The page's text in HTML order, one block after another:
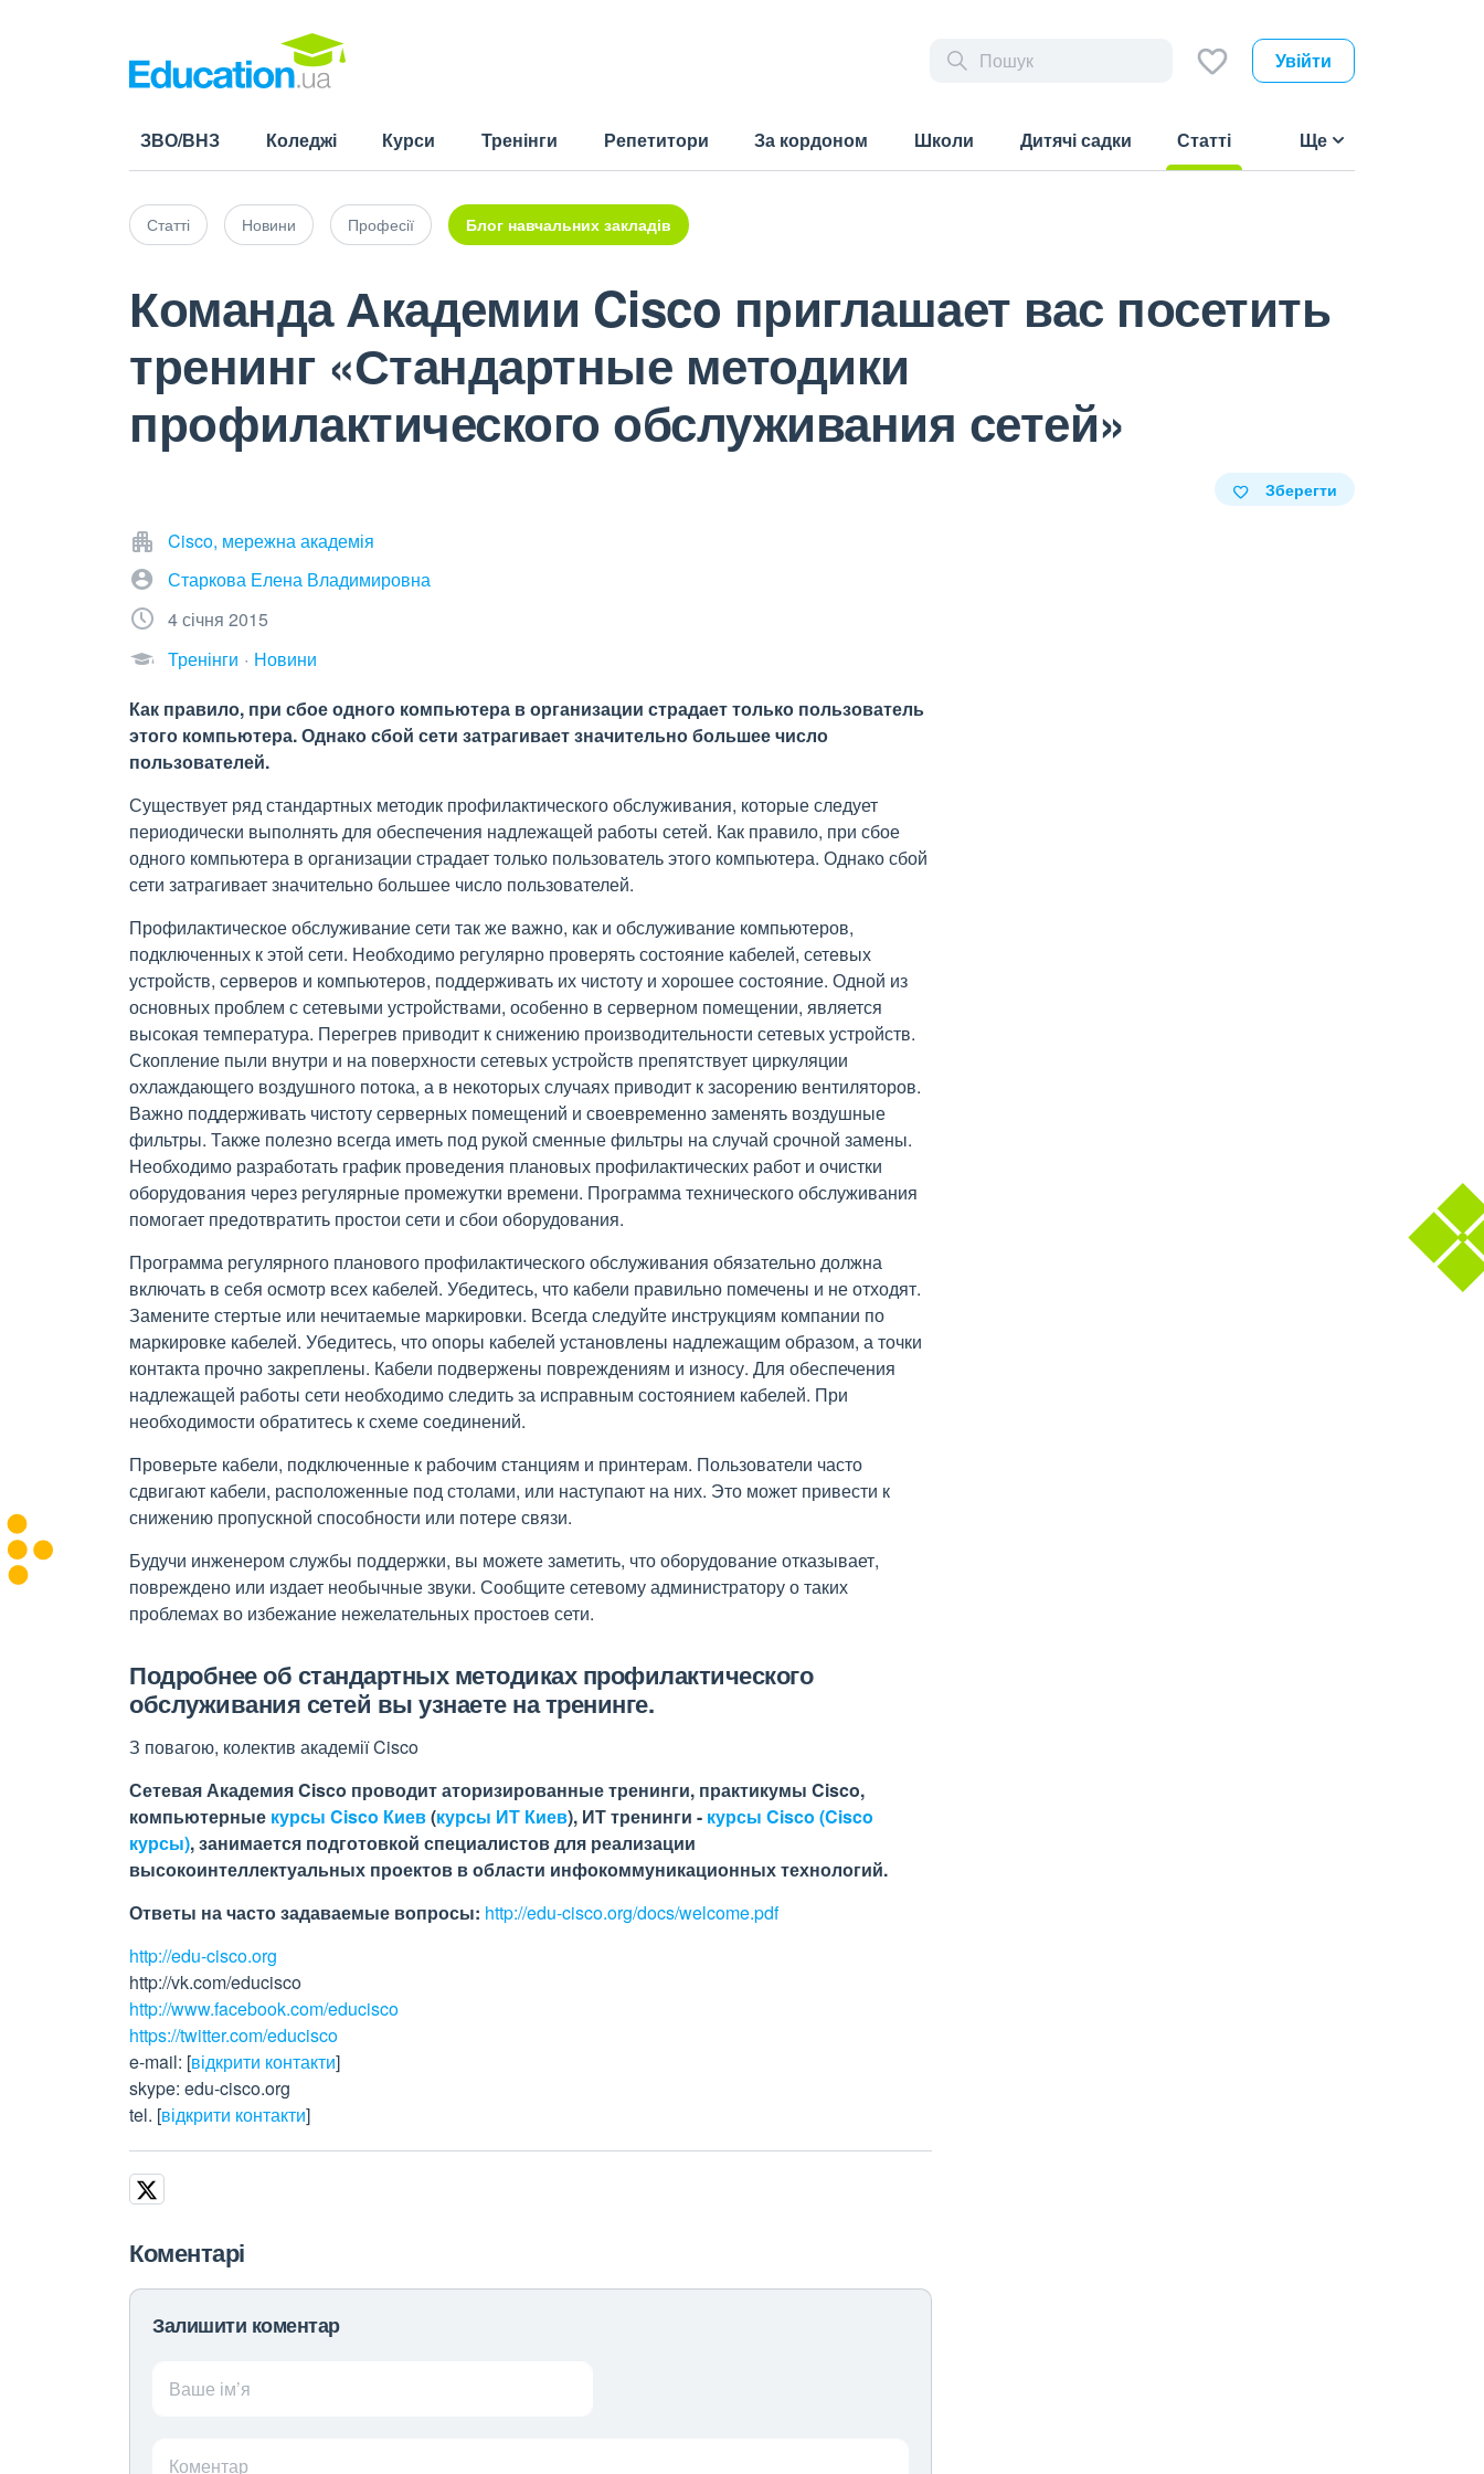
Увійти
ЗВО/ВНЗ Коледжі Курси Тренінги Репетитори За кордоном Школи Дитячі садки
Статті
Ще
Статті Новини Професії Блог навчальних закладів
Команда Академии Cisco приглашает вас посетить
тренинг «Стандартные методики
профилактического обслуживания сетей»
Зберегти
Cisco, мережна академія
Старкова Елена Владимировна
4 січня 2015
Тренінги
Новини
Как правило, при сбое одного компьютера в организации страдает только пользователь
этого компьютера. Однако сбой сети затрагивает значительно большее число
пользователей.
Существует ряд стандартных методик профилактического обслуживания, которые следует
периодически выполнять для обеспечения надлежащей работы сетей. Как правило, при сбое
одного компьютера в организации страдает только пользователь этого компьютера. Однако сбой
сети затрагивает значительно большее число пользователей.
Профилактическое обслуживание сети так же важно, как и обслуживание компьютеров,
подключенных к этой сети. Необходимо регулярно проверять состояние кабелей, сетевых
устройств, серверов и компьютеров, поддерживать их чистоту и хорошее состояние. Одной из
основных проблем с сетевыми устройствами, особенно в серверном помещении, является
высокая температура. Перегрев приводит к снижению производительности сетевых устройств.
Скопление пыли внутри и на поверхности сетевых устройств препятствует циркуляции
охлаждающего воздушного потока, а в некоторых случаях приводит к засорению вентиляторов.
Важно поддерживать чистоту серверных помещений и своевременно заменять воздушные
фильтры. Также полезно всегда иметь под рукой сменные фильтры на случай срочной замены.
Необходимо разработать график проведения плановых профилактических работ и очистки
оборудования через регулярные промежутки времени. Программа технического обслуживания
помогает предотвратить простои сети и сбои оборудования.
Программа регулярного планового профилактического обслуживания обязательно должна
включать в себя осмотр всех кабелей. Убедитесь, что кабели правильно помечены и не отходят.
Замените стертые или нечитаемые маркировки. Всегда следуйте инструкциям компании по
маркировке кабелей. Убедитесь, что опоры кабелей установлены надлежащим образом, а точки
контакта прочно закреплены. Кабели подвержены повреждениям и износу. Для обеспечения
надлежащей работы сети необходимо следить за исправным состоянием кабелей. При
необходимости обратитесь к схеме соединений.
Проверьте кабели, подключенные к рабочим станциям и принтерам. Пользователи часто
сдвигают кабели, расположенные под столами, или наступают на них. Это может привести к
снижению пропускной способности или потере связи.
Будучи инженером службы поддержки, вы можете заметить, что оборудование отказывает,
повреждено или издает необычные звуки. Сообщите сетевому администратору о таких
проблемах во избежание нежелательных простоев сети.
Подробнее об стандартных методиках профилактического
обслуживания сетей вы узнаете на тренинге.
З повагою, колектив академії Cisco
Сетевая Академия Cisco проводит аторизированные тренинги, практикумы Cisco,
компьютерные курсы Cisco Киев(курсы ИТ Киев), ИТ тренинги - курсы Cisco (Cisco
курсы), занимается подготовкой специалистов для реализации
высокоинтеллектуальных проектов в области инфокоммуникационных технологий.
Ответы на часто задаваемые вопросы: http://edu-cisco.org/docs/welcome.pdf
http://edu-cisco.org
http://vk.com/educisco
http://www.facebook.com/educisco
https://twitter.com/educisco
e-mail: [відкрити контакти]
skype: edu-cisco.org
tel. [відкрити контакти]
Коментарі
Залишити коментар
Ваше ім’я
Коментар